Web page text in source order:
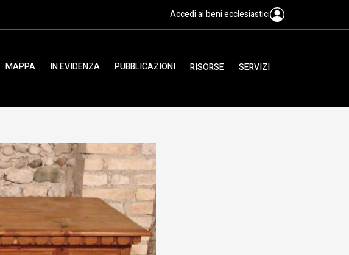
Accedi ai beni ecclesiastici
MAPPA IN EVIDENZA PUBBLICAZIONI RISORSE SERVIZI